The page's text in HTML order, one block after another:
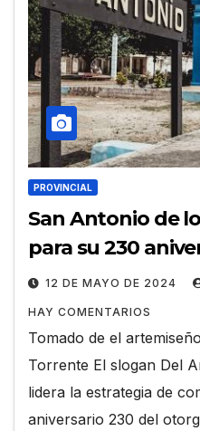
PROVINCIAL
San Antonio de
para su 230
12 DE MAYO DE 2024
HAY COMENTARIOS
Tomado de el
Torrente El slogan Del
lidera la estrategia de
aniversario 230 del